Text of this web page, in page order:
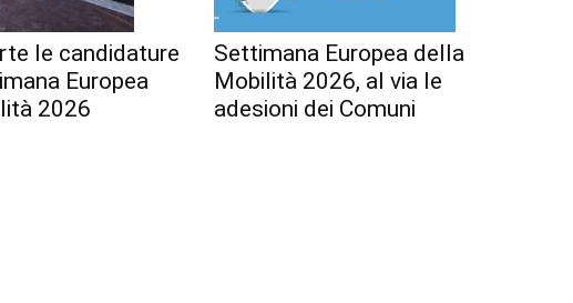
le candidature
Europea
2026
Settimana Europea della
Mobilità 2026, al via le
adesioni dei Comuni